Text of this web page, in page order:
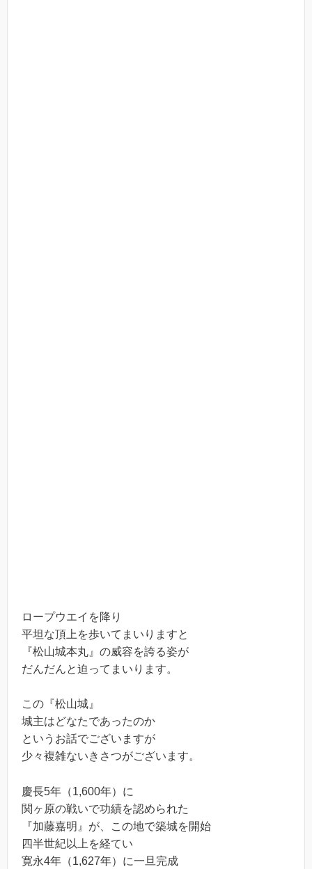
ロープウエイを降り
平坦な頂上を歩いてまいりますと
『松山城本丸』の威容を誇る姿が
だんだんと迫ってまいります。
この『松山城』
城主はどなたであったのか
というお話でございますが
少々複雑ないきさつがございます。
慶長5年（1,600年）に
関ヶ原の戦いで功績を認められた
『加藤嘉明』が、この地で築城を開始
四半世紀以上を経てい
寛永4年（1,627年）に一旦完成